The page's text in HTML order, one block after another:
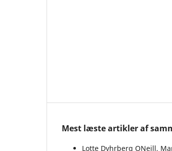
Mest læste artikler af
Lotte Dyhrberg ONeill,